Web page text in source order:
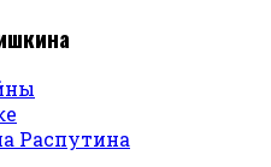
Распутина